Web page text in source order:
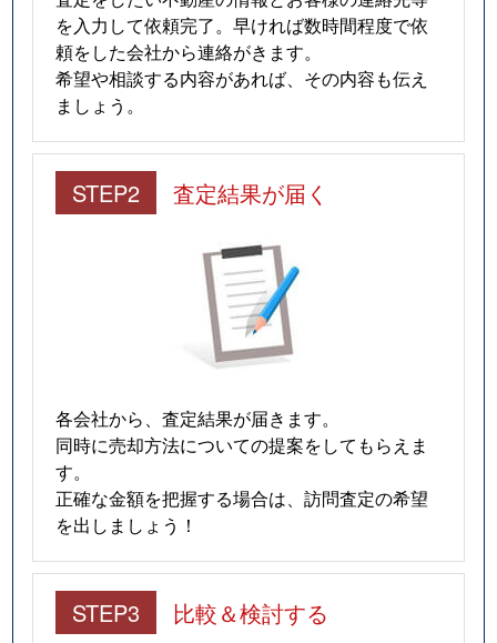
を入力して依頼完了。早ければ数時間程度で依
頼をした会社から連絡がきます。
希望や相談する内容があれば、その内容も伝え
ましょう。
STEP2 査定結果が届く
各会社から、査定結果が届きます。
同時に売却方法についての提案をしてもらえま
す。
正確な金額を把握する場合は、訪問査定の希望
を出しましょう！
STEP3 比較＆検討する